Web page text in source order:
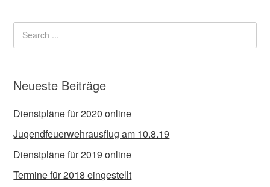
Neueste Beiträge
Dienstpläne für 2020 online
Jugendfeuerwehrausflug am 10.8.19
Dienstpläne für 2019 online
Termine für 2018 eingestellt